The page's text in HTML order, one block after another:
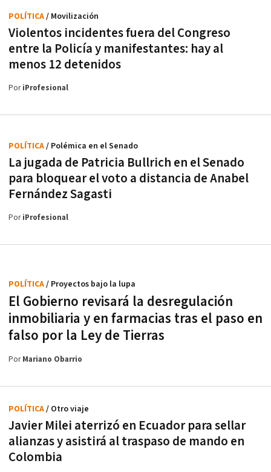
Violentos incidentes fuera del Congreso
entre la Policía y manifestantes: hay al
menos 12 detenidos
POLÍTICA/ Movilización
PoriProfesional
La jugada de Patricia Bullrich en el Senado
para bloquear el voto a distancia de Anabel
Fernández Sagasti
POLÍTICA/ Polémica en el Senado
PoriProfesional
El Gobierno revisará la desregulación
inmobiliaria y en farmacias tras el paso en
falso por la Ley de Tierras
POLÍTICA/ Proyectos bajo la lupa
PorMariano Obarrio
Javier Milei aterrizó en Ecuador para sellar
alianzas y asistirá al traspaso de mando en
Colombia
POLÍTICA/ Otro viaje